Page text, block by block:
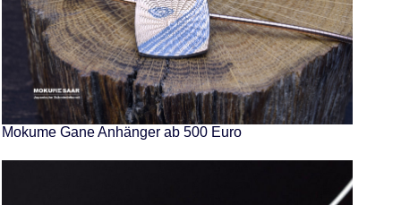
Mokume Gane Anhänger ab 500 Euro